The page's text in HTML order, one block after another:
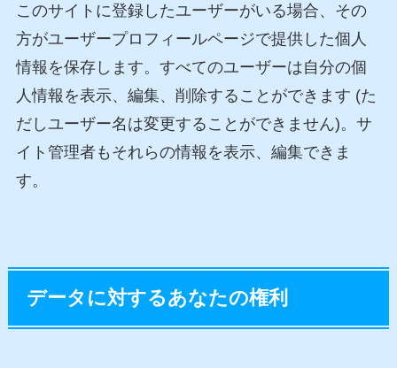
このサイトに登録したユーザーがいる場合、その
方がユーザープロフィールページで提供した個人
情報を保存します。すべてのユーザーは自分の個
人情報を表示、編集、削除することができます (た
だしユーザー名は変更することができません)。サ
イト管理者もそれらの情報を表示、編集できま
す。
データに対するあなたの権利